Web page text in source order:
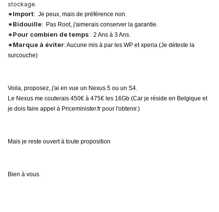
stockage.
*Import: Je peux, mais de préférence non.
*Bidouille: Pas Root, j'aimerais conserver la garantie.
*Pour combien de temps: 2 Ans à 3 Ans.
*Marque à éviter: Aucune mis à par les WP et xperia (Je déteste la
surcouche)
Voila, proposez, j'ai en vue un Nexus 5 ou un S4.
Le Nexus me couterais 450€ à 475€ les 16Gb (Car je réside en Belgique et
je dois faire appel à Priceminister.fr pour l'obtenir.)
Mais je reste ouvert à toute proposition
Bien à vous.